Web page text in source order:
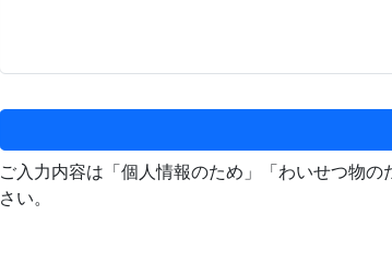
ご入力内容は「個人情報のため」「わいせつ物
さい。